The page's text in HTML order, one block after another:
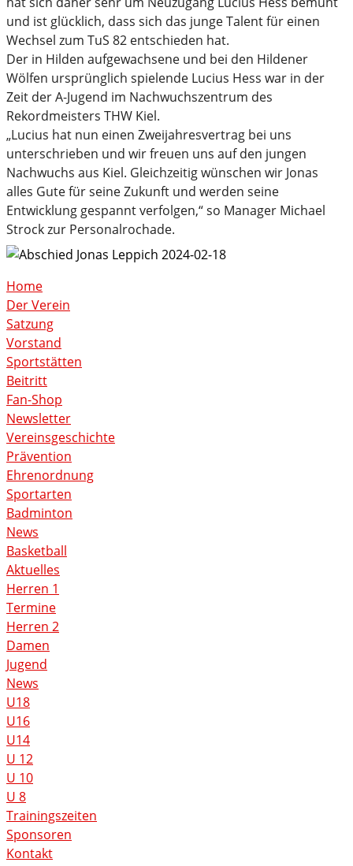
und ist glücklich, dass sich das junge Talent für einen
Wechsel zum TuS 82 entschieden hat.
Der in Hilden aufgewachsene und bei den Hildener
Wölfen ursprünglich spielende Lucius Hess war in der
Zeit der A-Jugend im Nachwuchszentrum des
Rekordmeisters THW Kiel.
„Lucius hat nun einen Zweijahresvertrag bei uns
unterschrieben und wir freuen uns auf den jungen
Nachwuchs aus Kiel. Gleichzeitig wünschen wir Jonas
alles Gute für seine Zukunft und werden seine
Entwicklung gespannt verfolgen,“ so Manager Michael
Strock zur Personalrochade.
Home
Der Verein
Satzung
Vorstand
Sportstätten
Beitritt
Fan-Shop
Newsletter
Vereinsgeschichte
Prävention
Ehrenordnung
Sportarten
Badminton
News
Basketball
Aktuelles
Herren 1
Termine
Herren 2
Damen
Jugend
News
U18
U16
U14
U 12
U 10
U 8
Trainingszeiten
Sponsoren
Kontakt